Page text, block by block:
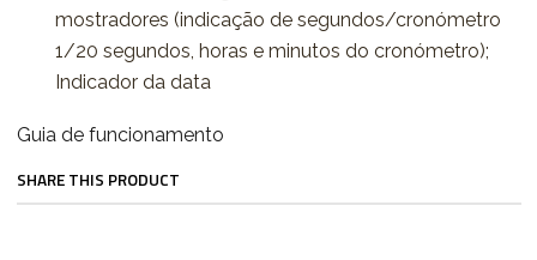
mostradores (indicação de segundos/cronómetro
1/20 segundos, horas e minutos do cronómetro);
Indicador da data
Guia de funcionamento
SHARE THIS PRODUCT